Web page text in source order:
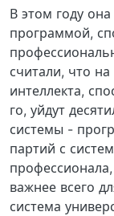
В этом году
программой,
считали, что на
интеллекта,
го, уйдут
системы -
партий с
важнее всего
система